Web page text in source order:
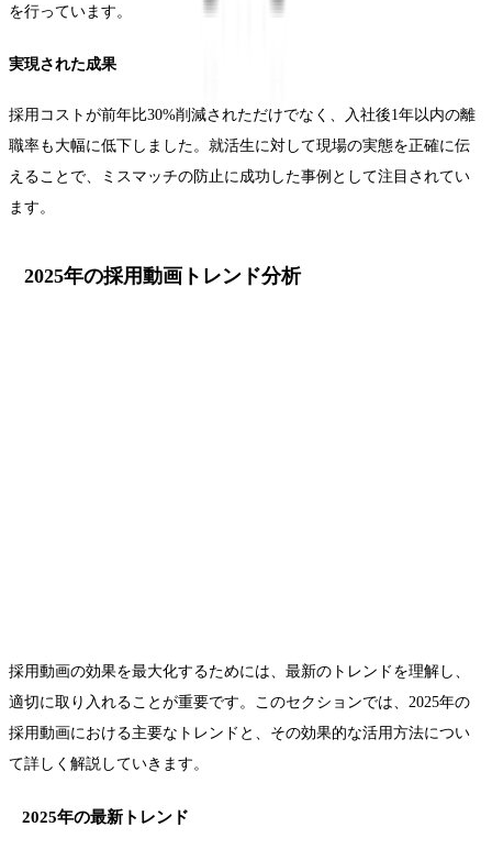
を行っています。
実現された成果
採用コストが前年比30%削減されただけでなく、入社後1年以内の離
職率も大幅に低下しました。就活生に対して現場の実態を正確に伝
えることで、ミスマッチの防止に成功した事例として注目されてい
ます。
2025年の採用動画トレンド分析
採用動画の効果を最大化するためには、最新のトレンドを理解し、
適切に取り入れることが重要です。このセクションでは、2025年の
採用動画における主要なトレンドと、その効果的な活用方法につい
て詳しく解説していきます。
2025年の最新トレンド